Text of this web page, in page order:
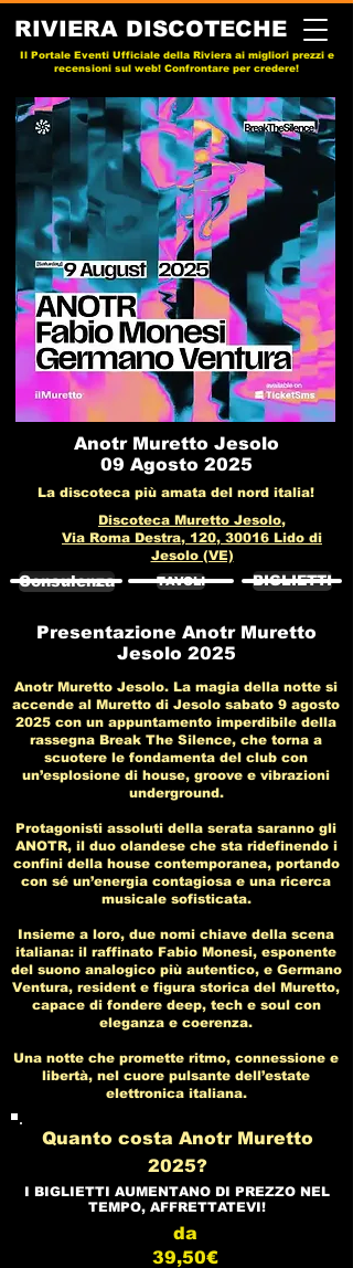
RIVIERA DISCOTECHE
Il Portale Eventi Ufficiale della Riviera ai migliori prezzi e
recensioni sul web! Confrontare per credere!
Anotr Muretto Jesolo
09 Agosto 2025
La discoteca più amata del nord italia!
Discoteca Muretto Jesolo,
Via Roma Destra, 120, 30016 Lido di
Jesolo (VE)
Consulenza TAVOLI BIGLIETTI
Presentazione Anotr Muretto
Jesolo 2025
Anotr Muretto Jesolo. La magia della notte si
accende al Muretto di Jesolo sabato 9 agosto
2025 con un appuntamento imperdibile della
rassegna Break The Silence, che torna a
scuotere le fondamenta del club con
un’esplosione di house, groove e vibrazioni
underground.
Protagonisti assoluti della serata saranno gli
ANOTR, il duo olandese che sta ridefinendo i
confini della house contemporanea, portando
con sé un’energia contagiosa e una ricerca
musicale sofisticata.
Insieme a loro, due nomi chiave della scena
italiana: il raffinato Fabio Monesi, esponente
del suono analogico più autentico, e Germano
Ventura, resident e figura storica del Muretto,
capace di fondere deep, tech e soul con
eleganza e coerenza.
Una notte che promette ritmo, connessione e
libertà, nel cuore pulsante dell’estate
elettronica italiana.
Quanto costa Anotr Muretto
2025?
I BIGLIETTI AUMENTANO DI PREZZO NEL
TEMPO, AFFRETTATEVI!
da
39,50€